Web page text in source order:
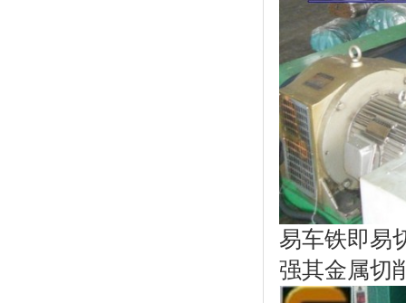
易车铁即易
强其金属切